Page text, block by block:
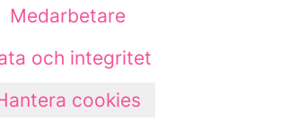
Medarbetare
och integritet
cookies